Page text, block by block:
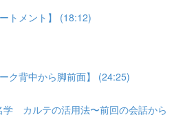
トメント】 (18:12)
ク背中から脚前面】 (24:25)
学 カルテの活用法〜前回の会話から